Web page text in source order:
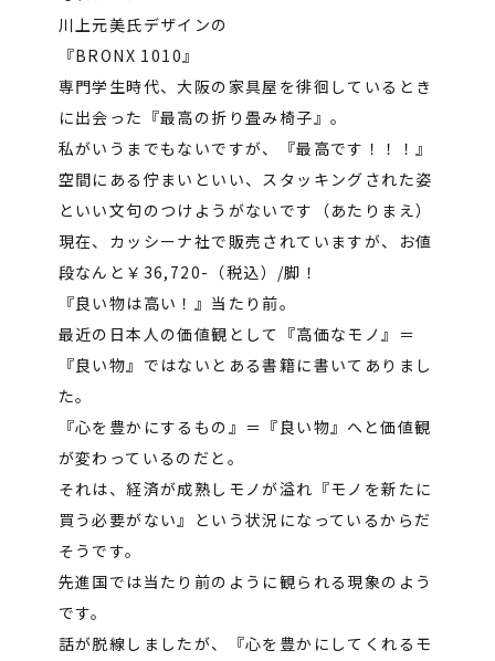
川上元美氏デザインの
『BRONX 1010』
専門学生時代、大阪の家具屋を徘徊しているとき
に出会った『最高の折り畳み椅子』。
私がいうまでもないですが、『最高です！！！』
空間にある佇まいといい、スタッキングされた姿
といい文句のつけようがないです（あたりまえ）
現在、カッシーナ社で販売されていますが、お値
段なんと￥36,720-（税込）/脚！
『良い物は高い！』当たり前。
最近の日本人の価値観として『高価なモノ』＝
『良い物』ではないとある書籍に書いてありまし
た。
『心を豊かにするもの』＝『良い物』へと価値観
が変わっているのだと。
それは、経済が成熟しモノが溢れ『モノを新たに
買う必要がない』という状況になっているからだ
そうです。
先進国では当たり前のように観られる現象のよう
です。
話が脱線しましたが、『心を豊かにしてくれるモ